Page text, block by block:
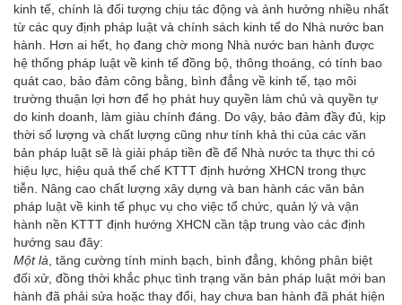
kinh tế, chính là đối tượng chịu tác động và ảnh hưởng nhiều nhất
từ các quy định pháp luật và chính sách kinh tế do Nhà nước ban
hành. Hơn ai hết, họ đang chờ mong Nhà nước ban hành được
hệ thống pháp luật về kinh tế đồng bộ, thông thoáng, có tính bao
quát cao, bảo đảm công bằng, bình đẳng về kinh tế, tạo môi
trường thuận lợi hơn để họ phát huy quyền làm chủ và quyền tự
do kinh doanh, làm giàu chính đáng. Do vậy, bảo đảm đầy đủ, kịp
thời số lượng và chất lượng cũng như tính khả thi của các văn
bản pháp luật sẽ là giải pháp tiền đề để Nhà nước ta thực thi có
hiệu lực, hiệu quả thể chế KTTT định hướng XHCN trong thực
tiễn. Nâng cao chất lượng xây dựng và ban hành các văn bản
pháp luật về kinh tế phục vụ cho việc tổ chức, quản lý và vận
hành nền KTTT định hướng XHCN cần tập trung vào các định
hướng sau đây:
Một là , tăng cường tính minh bạch, bình đẳng, không phân biệt
đối xử, đồng thời khắc phục tình trạng văn bản pháp luật mới ban
hành đã phải sửa hoặc thay đổi, hay chưa ban hành đã phát hiện